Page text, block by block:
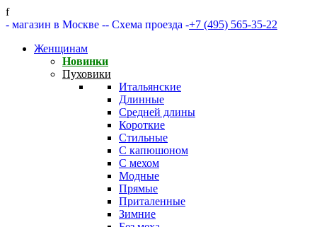
f
- магазин в Москве -- Схема проезда -+7 (495) 565-35-22
Женщинам
Новинки
Пуховики
Итальянские
Длинные
Средней длины
Короткие
Стильные
С капюшоном
С мехом
Модные
Прямые
Приталенные
Зимние